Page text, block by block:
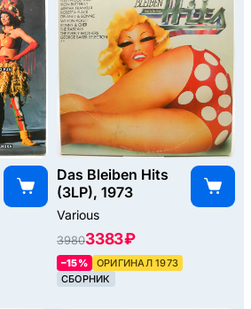
Das Bleiben Hits
(3LP), 1973
Various
39803383 ₽
–15%
ОРИГИНАЛ 1973
СБОРНИК